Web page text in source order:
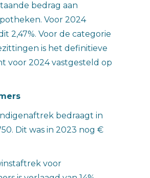
bedrag aan
Voor 2024
2,47%. Voor de categorie
is het definitieve
voor 2024 vastgesteld op
bedraagt in
Dit was in 2023 nog €
voor